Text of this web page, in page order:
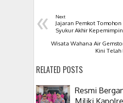
« Next
Jajaran Pemkot
Syukur Akhir
Wisata Wahana Air
Kini
RELATED POSTS
Resmi